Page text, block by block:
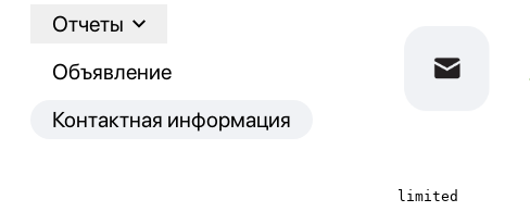
Отчеты
Объявление
Контактная информация